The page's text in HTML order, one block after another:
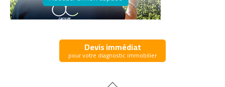
Devis immédiat
pour votre diagnostic immobilier